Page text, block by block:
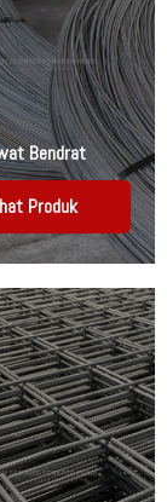
Bendrat
Produk